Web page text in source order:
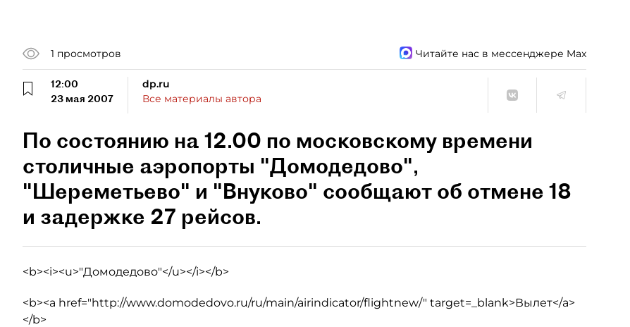
1 просмотров Читайте нас в мессенджере Max
12:00
23 мая 2007
dp.ru
Все материалы автора
По состоянию на 12.00 по московскому времени
столичные аэропорты "Домодедово",
"Шереметьево" и "Внуково" сообщают об отмене 18
и задержке 27 рейсов.
<b><i><u>"Домодедово"</u></i></b>
<b><a href="http://www.domodedovo.ru/ru/main/airindicator/flightnew/" target=_blank>Вылет</a>
</b>